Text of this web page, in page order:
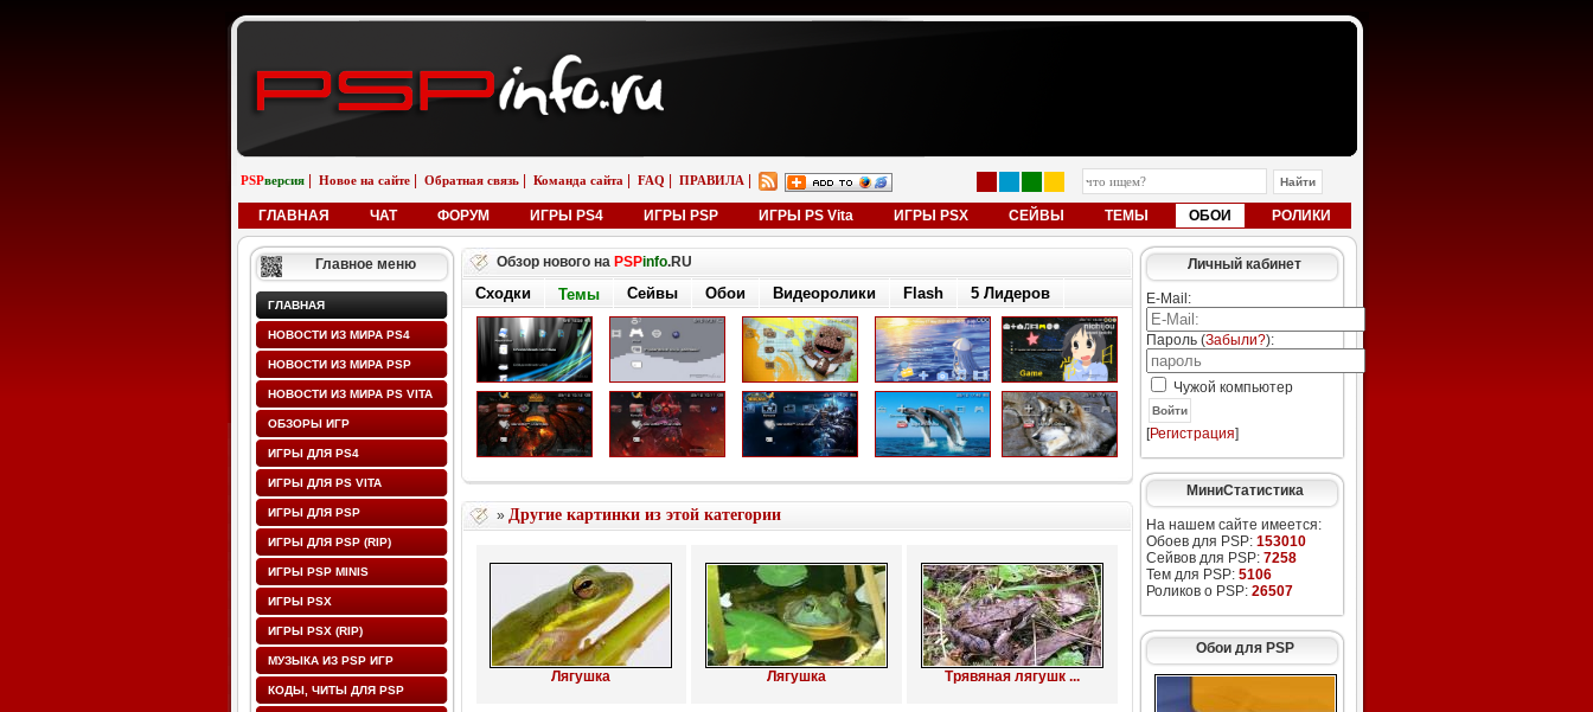
PSPверсия Новое на сайте Обратная связь Команда сайта FAQ ПРАВИЛА
ГЛАВНАЯ ЧАТ ФОРУМ ИГРЫ PS4 ИГРЫ PSP ИГРЫ PS Vita ИГРЫ PSX СЕЙВЫ ТЕМЫ ОБОИ РОЛИКИ
Главное меню
ГЛАВНАЯ
НОВОСТИ ИЗ МИРА PS4
НОВОСТИ ИЗ МИРА PSP
НОВОСТИ ИЗ МИРА PS VITA
ОБЗОРЫ ИГР
ИГРЫ ДЛЯ PS4
ИГРЫ ДЛЯ PS VITA
ИГРЫ ДЛЯ PSP
ИГРЫ ДЛЯ PSP (RIP)
ИГРЫ PSP MINIS
ИГРЫ PSX
ИГРЫ PSX (RIP)
МУЗЫКА ИЗ PSP ИГР
КОДЫ, ЧИТЫ ДЛЯ PSP
Обзор нового на PSPinfo.RU
Сходки Темы Сейвы Обои Видеоролики Flash 5 Лидеров
» Другие картинки из этой категории
Лягушка Лягушка Трявяная лягушк ...
Личный кабинет
E-Mail:
Пароль (Забыли?):
Чужой компьютер
Войти
[Регистрация]
МиниСтатистика
На нашем сайте имеется:
Обоев для PSP: 153010
Сейвов для PSP: 7258
Тем для PSP: 5106
Роликов о PSP: 26507
Обои для PSP